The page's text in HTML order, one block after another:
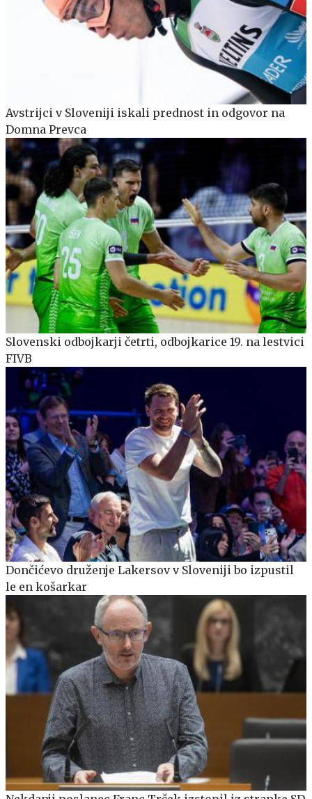
Avstrijci v Sloveniji iskali prednost in odgovor na
Domna Prevca
Slovenski odbojkarji četrti, odbojkarice 19. na lestvici
FIVB
Dončićevo druženje Lakersov v Sloveniji bo izpustil
le en košarkar